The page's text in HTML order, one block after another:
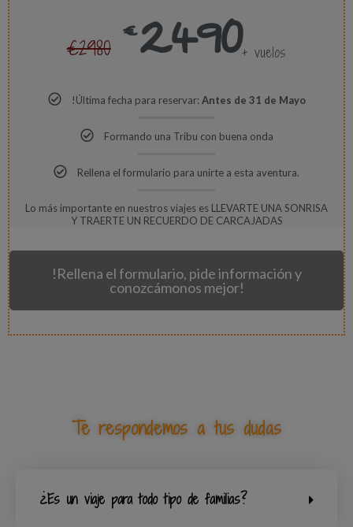
€2980
€2490+ vuelos
!Última fecha para reservar:Antes de 31 de Mayo
Formando una Tribu con buena onda
Rellena el formulario para unirte a esta aventura.
Lo más importante en nuestros viajes es LLEVARTE UNA SONRISA
Y TRAERTE UN RECUERDO DE CARCAJADAS
!Rellena el formulario, pide información y
conozcámonos mejor!
Te respondemos a tus dudas
¿Es un viaje para todo tipo de familias?